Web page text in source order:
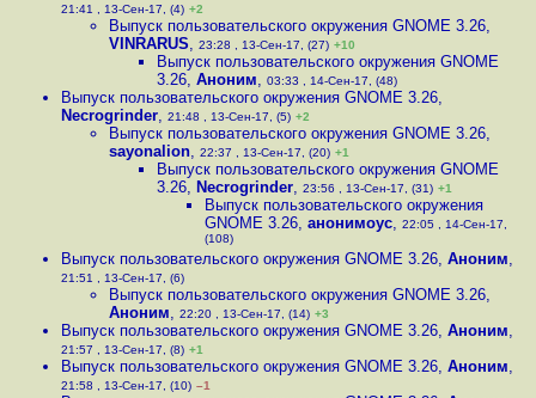
21:41 , 13-Сен-17, (4) +2
Выпуск пользовательского окружения GNOME 3.26,
VINRARUS, 23:28 , 13-Сен-17, (27) +10
Выпуск пользовательского окружения GNOME
3.26, Аноним, 03:33 , 14-Сен-17, (48)
Выпуск пользовательского окружения GNOME 3.26,
Necrogrinder, 21:48 , 13-Сен-17, (5) +2
Выпуск пользовательского окружения GNOME 3.26,
sayonalion, 22:37 , 13-Сен-17, (20) +1
Выпуск пользовательского окружения GNOME
3.26, Necrogrinder, 23:56 , 13-Сен-17, (31) +1
Выпуск пользовательского окружения
GNOME 3.26, анонимоус, 22:05 , 14-Сен-17,
(108)
Выпуск пользовательского окружения GNOME 3.26, Аноним,
21:51 , 13-Сен-17, (6)
Выпуск пользовательского окружения GNOME 3.26,
Аноним, 22:20 , 13-Сен-17, (14) +3
Выпуск пользовательского окружения GNOME 3.26, Аноним,
21:57 , 13-Сен-17, (8) +1
Выпуск пользовательского окружения GNOME 3.26, Аноним,
21:58 , 13-Сен-17, (10) –1